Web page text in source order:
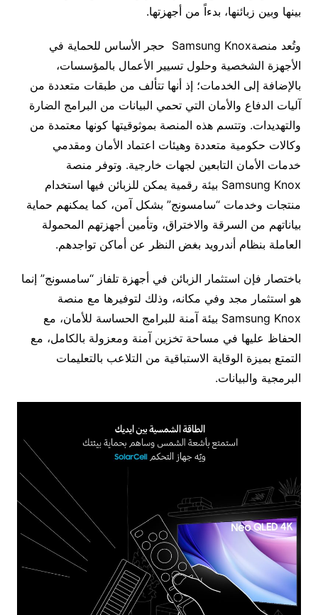
بينها وبين زبائنها، بدءاً من أجهزتها.
وتُعد منصةSamsung Knox حجر الأساس للحماية في
الأجهزة الشخصية وحلول تسيير الأعمال بالمؤسسات،
بالإضافة إلى الخدمات؛ إذ أنها تتألف من طبقات متعددة من
آليات الدفاع والأمان التي تحمي البيانات من البرامج الضارة
والتهديدات. وتتسم هذه المنصة بموثوقيتها كونها معتمدة من
وكالات حكومية متعددة وهيئات اعتماد الأمان ومقدمي
خدمات الأمان التابعين لجهات خارجية. وتوفر منصة
Samsung Knox بيئة رقمية يمكن للزبائن فيها استخدام
منتجات وخدمات “سامسونج” بشكل آمن، كما يمكنهم حماية
بياناتهم من السرقة والاختراق، وتأمين أجهزتهم المحمولة
العاملة بنظام أندرويد بغض النظر عن أماكن تواجدهم.
باختصار فإن استثمار الزبائن في أجهزة تلفاز “سامسونج” إنما
هو استثمار مجد وفي مكانه، وذلك لتوفيرها مع منصة
Samsung Knox بيئة آمنة للبرامج الحساسة للأمان، مع
الحفاظ عليها في مساحة تخزين آمنة ومعزولة بالكامل، مع
التمتع بميزة الوقاية الاستباقية من التلاعب بالتعليمات
البرمجية والبيانات.